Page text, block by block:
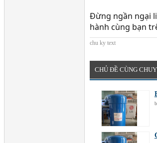
Đừng ngần ngại
hành cùng bạn
chu ky text
CHỦ ĐỀ CÙNG